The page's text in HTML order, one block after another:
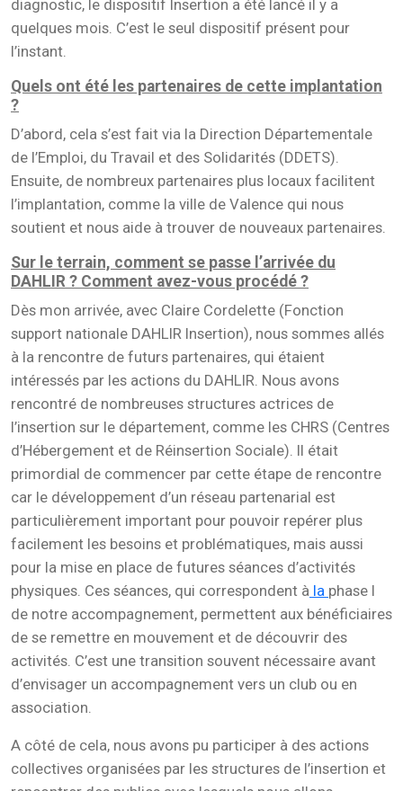
diagnostic, le dispositif Insertion a été lancé il y a
quelques mois. C’est le seul dispositif présent pour
l’instant.
Quels ont été les partenaires de cette implantation
?
D’abord, cela s’est fait via la Direction Départementale
de l’Emploi, du Travail et des Solidarités (DDETS).
Ensuite, de nombreux partenaires plus locaux facilitent
l’implantation, comme la ville de Valence qui nous
soutient et nous aide à trouver de nouveaux partenaires.
Sur le terrain, comment se passe l’arrivée du
DAHLIR ? Comment avez-vous procédé ?
Dès mon arrivée, avec Claire Cordelette (Fonction
support nationale DAHLIR Insertion), nous sommes allés
à la rencontre de futurs partenaires, qui étaient
intéressés par les actions du DAHLIR. Nous avons
rencontré de nombreuses structures actrices de
l’insertion sur le département, comme les CHRS (Centres
d’Hébergement et de Réinsertion Sociale). Il était
primordial de commencer par cette étape de rencontre
car le développement d’un réseau partenarial est
particulièrement important pour pouvoir repérer plus
facilement les besoins et problématiques, mais aussi
pour la mise en place de futures séances d’activités
physiques. Ces séances, qui correspondent à la phase I
de notre accompagnement, permettent aux bénéficiaires
de se remettre en mouvement et de découvrir des
activités. C’est une transition souvent nécessaire avant
d’envisager un accompagnement vers un club ou en
association.
A côté de cela, nous avons pu participer à des actions
collectives organisées par les structures de l’insertion et